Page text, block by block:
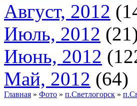
Август, 2012
Июль, 2012
Июнь, 2012
Май, 2012 (64)
Главная » Фото » п.Светлогорск »